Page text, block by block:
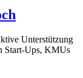
Unterstützung
Start-Ups, KMUs